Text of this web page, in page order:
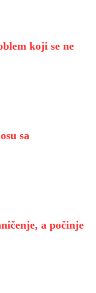
koji se ne
sa
a počinje